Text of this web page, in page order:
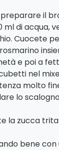
il
di acqua,
Cuocete
e poi a
nel
molto
lo
la zucca
bene